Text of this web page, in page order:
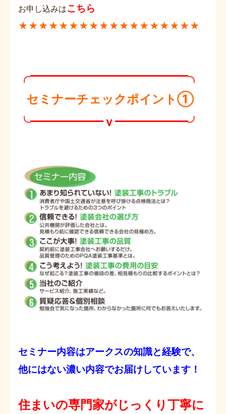
お申し込みはこちら
★★★★★★★★★★★★★★★★★★
╭━━━━━━━━━━━━━╮
セミナーチェックポイント①
╰━━━━━━ｖ━━━━━━╯
セミナー内容はアークスの知識と経験で、
他にはない濃い内容でお届けしています！
住まいの専門家がじっくり丁寧に